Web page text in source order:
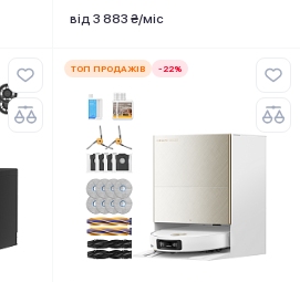
від 3 883 ₴/міс
ТОП ПРОДАЖІВ -22%